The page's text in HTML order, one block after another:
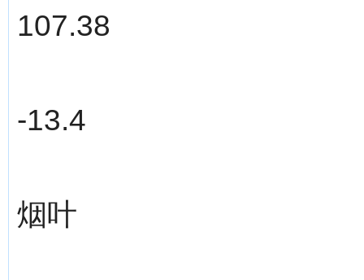
107.38
-13.4
烟叶